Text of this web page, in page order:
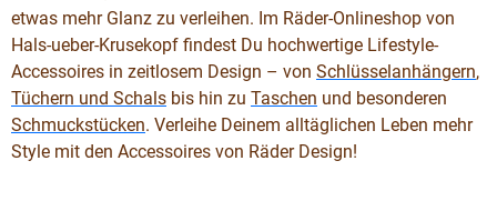
etwas mehr Glanz zu verleihen. Im Räder-Onlineshop von
Hals-ueber-Krusekopf findest Du hochwertige Lifestyle-
Accessoires in zeitlosem Design – von Schlüsselanhängern,
Tüchern und Schals bis hin zu Taschen und besonderen
Schmuckstücken. Verleihe Deinem alltäglichen Leben mehr
Style mit den Accessoires von Räder Design!